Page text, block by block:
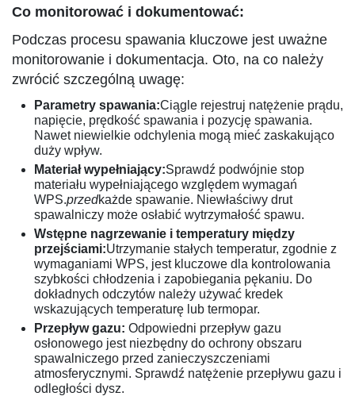
Co monitorować i dokumentować:
Podczas procesu spawania kluczowe jest uważne
monitorowanie i dokumentacja. Oto, na co należy
zwrócić szczególną uwagę:
Parametry spawania:Ciągle rejestruj natężenie prądu,
napięcie, prędkość spawania i pozycję spawania.
Nawet niewielkie odchylenia mogą mieć zaskakująco
duży wpływ.
Materiał wypełniający:Sprawdź podwójnie stop
materiału wypełniającego względem wymagań
WPS.przedkażde spawanie. Niewłaściwy drut
spawalniczy może osłabić wytrzymałość spawu.
Wstępne nagrzewanie i temperatury między
przejściami:Utrzymanie stałych temperatur, zgodnie z
wymaganiami WPS, jest kluczowe dla kontrolowania
szybkości chłodzenia i zapobiegania pękaniu. Do
dokładnych odczytów należy używać kredek
wskazujących temperaturę lub termopar.
Przepływ gazu: Odpowiedni przepływ gazu
osłonowego jest niezbędny do ochrony obszaru
spawalniczego przed zanieczyszczeniami
atmosferycznymi. Sprawdź natężenie przepływu gazu i
odległości dysz.